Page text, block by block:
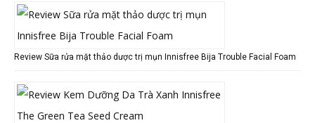
Review Sữa rửa mặt thảo dược trị mụn Innisfree Bija Trouble Facial Foam